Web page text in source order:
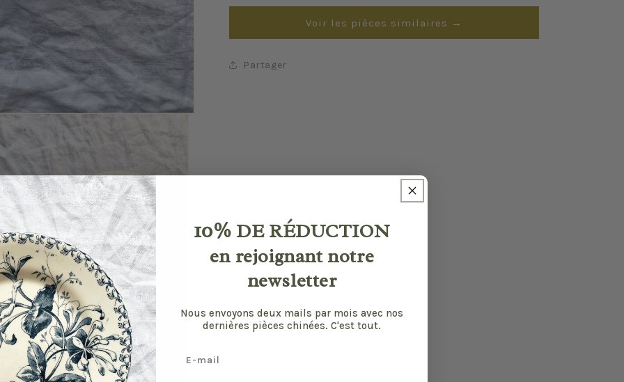
Voir les pièces similaires →
Partager
10% DE RÉDUCTION
en rejoignant notre
newsletter
Nous envoyons deux mails par mois avec nos
dernières pièces chinées. C'est tout.